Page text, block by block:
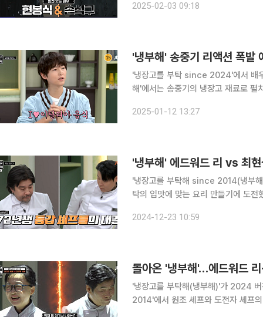
재료로 박은영 셰프와 정호영 셰프가 '
2025-02-03 09:18
'냉부해' 송중기 리액션 폭
'냉장고를 부탁 since 2024'에서 배우 송중기의 리
해'에서는 송중기의 냉장고 재료로 펼
'냉부해' 예고편에서는 송중기가 자신
2025-01-12 13:27
'냉장고를 부탁해 since 2014(냉부
탁의 입맛에 맞는 요리 만들기에 도
에드워드 리 셰프와 최현석 셰프의 맞
2024-12-23 10:59
돌아온 '냉부해'…에드워드 리
'냉장고를 부탁해(냉부해)'가 2024 버전으로 돌아왔다. 15일
2014'에서 원조 셰프와 도전자 셰프의 대결모드가 펼쳐졌